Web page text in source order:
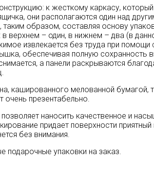
к жесткому каркасу,
они располагаются один над
образом, составляя основу
верхнем – один, в нижнем – два (в
извлекается без труда при помощи
обеспечивая полную сохранность
а панели раскрываются
кашированного мелованной бумагой,
очень презентабельно.
наносить качественное и
придает поверхности приятный
без внимания.
подарочные упаковки на заказ.